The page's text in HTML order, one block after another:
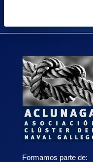
Formamos parte de: